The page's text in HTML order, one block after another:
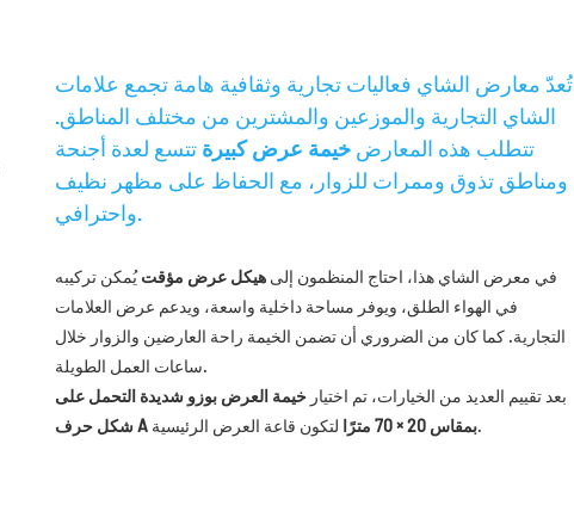
تُعدّ معارض الشاي فعاليات تجارية وثقافية هامة تجمع علامات
الشاي التجارية والموزعين والمشترين من مختلف المناطق.
تتطلب هذه المعارض خيمة عرض كبيرة تتسع لعدة أجنحة
ومناطق تذوق وممرات للزوار، مع الحفاظ على مظهر نظيف
واحترافي.
في معرض الشاي هذا، احتاج المنظمون إلى هيكل عرض مؤقتيُمكن تركيبه
في الهواء الطلق، ويوفر مساحة داخلية واسعة، ويدعم عرض العلامات
التجارية. كما كان من الضروري أن تضمن الخيمة راحة العارضين والزوار خلال
ساعات العمل الطويلة.
بعد تقييم العديد من الخيارات، تم اختيار خيمة العرض بوزو شديدة التحمل على
شكل حرف A بمقاس 20 × 70 مترًالتكون قاعة العرض الرئيسية.